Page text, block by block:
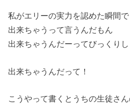
私がエリーの実力を認めた瞬間で
出来ちゃうって言うんだもん
出来ちゃうんだーってびっくり
出来ちゃうんだって！
こうやって書くとうちの生徒さ